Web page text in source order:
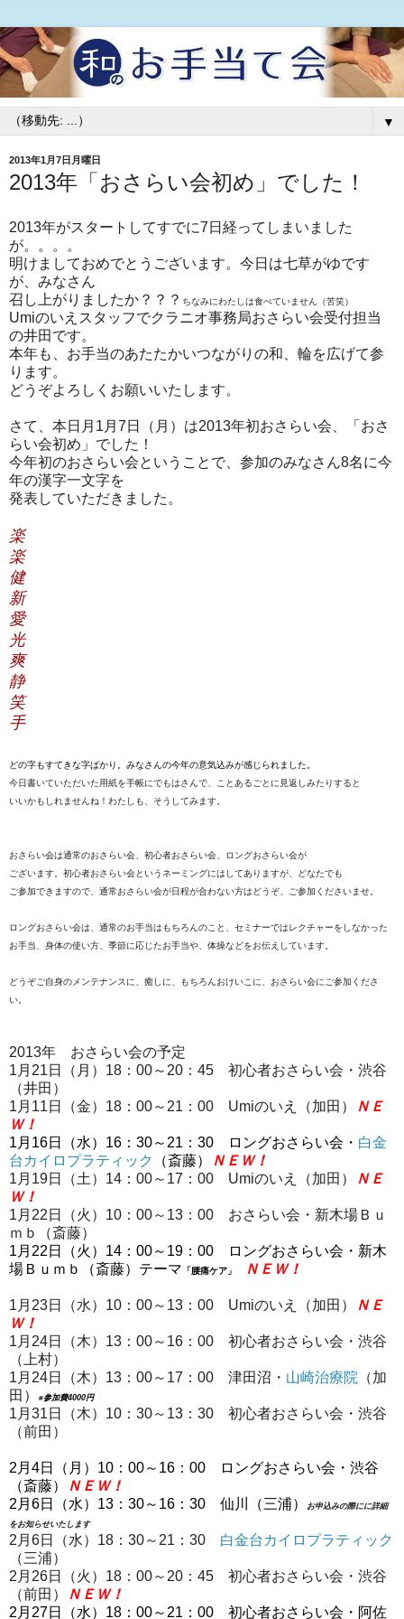
▼
2013年1月7日月曜日
2013年「おさらい会初め」でした！
2013年がスタートしてすでに7日経ってしまいました
が。。。。
明けましておめでとうございます。今日は七草がゆです
が、みなさん
召し上がりましたか？？？ ちなみにわたしは食べていません（苦笑）
Umiのいえスタッフでクラニオ事務局おさらい会受付担当
の井田です。
本年も、お手当のあたたかいつながりの和、輪を広げて参
ります。
どうぞよろしくお願いいたします。
さて、本日月1月7日（月）は2013年初おさらい会、「おさ
らい会初め」でした！
今年初のおさらい会ということで、参加のみなさん8名に今
年の漢字一文字を
発表していただきました。
楽
楽
健
新
愛
光
爽
静
笑
手
どの字もすてきな字ばかり。みなさんの今年の意気込みが感じられました。
今日書いていただいた用紙を手帳にでもはさんで、ことあるごとに見返しみたりすると
いいかもしれませんね！わたしも、そうしてみます。
おさらい会は通常のおさらい会、初心者おさらい会、ロングおさらい会が
ございます。初心者おさらい会というネーミングにはしてありますが、どなたでも
ご参加できますので、通常おさらい会が日程が合わない方はどうぞ、ご参加くださいませ。
ロングおさらい会は、通常のお手当はもちろんのこと、セミナーではレクチャーをしなかった
お手当、身体の使い方、季節に応じたお手当や、体操などをお伝えしています。
どうぞご自身のメンテナンスに、癒しに、もちろんおけいこに、おさらい会にご参加くださ
い。
2013年 おさらい会の予定
1月21日（月）18：00～20：45 初心者おさらい会・渋谷
（井田）
1月11日（金）18：00～21：00 Umiのいえ（加田）
ＮＥ
Ｗ！
1月16日（水）16：30～21：30 ロングおさらい会・ 白金
台カイロプラティック
（斎藤）
ＮＥＷ！
1月19日（土）14：00～17：00 Umiのいえ（加田）
ＮＥ
Ｗ！
1月22日（火）10：00～13：00 おさらい会・新木場Ｂｕ
ｍｂ（斎藤）
1月22日（火）14：00～19：00 ロングおさらい会・新木
場Ｂｕｍｂ（斎藤）テーマ 「腰痛ケア」 ＮＥＷ！
1月23日（水）10：00～13：00 Umiのいえ（加田）
ＮＥ
Ｗ！
1月24日（木）13：00～16：00 初心者おさらい会・渋谷
（上村）
1月24日（木）13：00～17：00 津田沼・ 山崎治療院 （加
田）
※参加費4000円
1月31日（木）10：30～13：30 初心者おさらい会・渋谷
（前田）
2月4日（月）10：00～16：00 ロングおさらい会・渋谷
（斎藤）
ＮＥＷ！
2月6日（水）13：30～16：30 仙川（三浦）
お申込みの際にに詳細
をお知らせいたします
2月6日（水）18：30～21：30 白金台カイロプラティック
（三浦）
2月26日（火）18：00～20：45 初心者おさらい会・渋谷
（前田）
ＮＥＷ！
2月27日（水）18：00～21：00 初心者おさらい会 ・阿佐